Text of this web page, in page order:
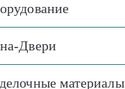
Двери
материалы